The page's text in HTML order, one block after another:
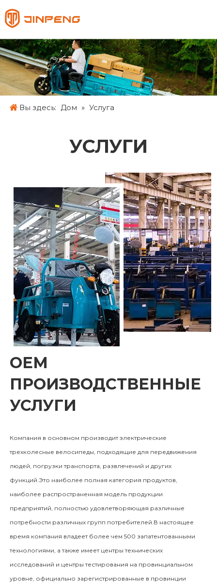
Français
Español
Вы здесь: Дом » Услуга
УСЛУГИ
OEM
ПРОИЗВОДСТВЕННЫЕ
УСЛУГИ
Компания в основном производит электрические
трехколесные велосипеды, подходящие для передвижения
людей, погрузки транспорта, развлечений и других
функций.Это наиболее полная категория продуктов,
наиболее распространенная модель продукции
предприятий, полностью удовлетворяющая различные
потребности различных групп потребителей.В настоящее
время компания владеет более чем 500 запатентованными
технологиями, а также имеет центры технических
исследований и центры тестирования на провинциальном
уровне, официально зарегистрированные в провинции